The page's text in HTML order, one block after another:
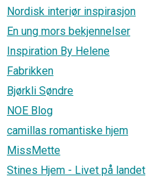
Nordisk interiør inspirasjon
En ung mors bekjennelser
Inspiration By Helene
Fabrikken
Bjørkli Søndre
NOE Blog
camillas romantiske hjem
MissMette
Stines Hjem - Livet på landet